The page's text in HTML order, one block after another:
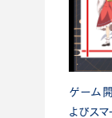
ゲーム
よびス